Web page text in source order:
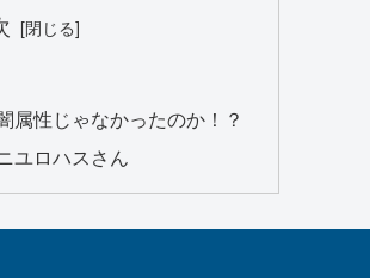
性じゃなかったのか！？
ユロハスさん